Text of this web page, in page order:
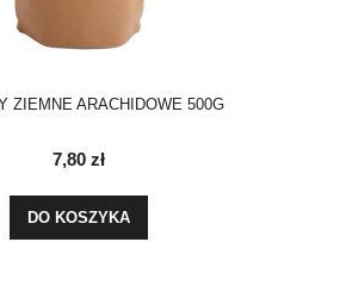
ZIEMNE ARACHIDOWE 500G
7,80 zł
DO KOSZYKA